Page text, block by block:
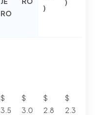
)
)
RO
$
3.5
$
3.0
$
2.8
$
2.3